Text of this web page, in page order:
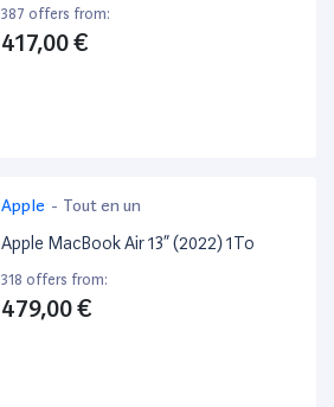
387 offers from:
417,00 €
Apple - Tout en un
Apple MacBook Air 13” (2022) 1To
318 offers from:
479,00 €